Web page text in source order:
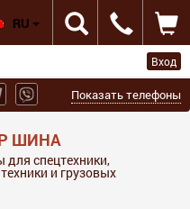
Вход
Показать телефоны
ШИНА
спецтехники,
и грузовых
RU